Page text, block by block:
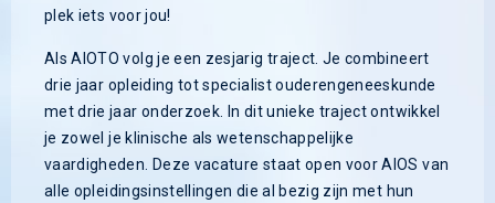
plek iets voor jou!
Als AIOTO volg je een zesjarig traject. Je combineert
drie jaar opleiding tot specialist ouderengeneeskunde
met drie jaar onderzoek. In dit unieke traject ontwikkel
je zowel je klinische als wetenschappelijke
vaardigheden. Deze vacature staat open voor AIOS van
alle opleidingsinstellingen die al bezig zijn met hun